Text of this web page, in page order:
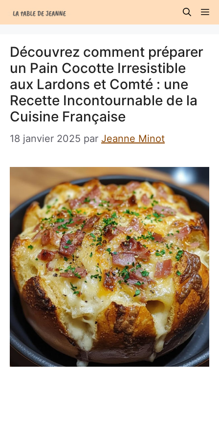
au
Découvrez comment préparer
un Pain Cocotte Irresistible
aux Lardons et Comté : une
Recette Incontournable de la
Cuisine Française
18 janvier 2025 par Jeanne Minot